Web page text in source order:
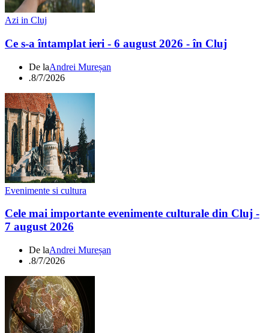
Azi in Cluj
Ce s-a întamplat ieri - 6 august 2026 - în Cluj
De laAndrei Mureșan
.8/7/2026
Evenimente si cultura
Cele mai importante evenimente culturale din Cluj -
7 august 2026
De laAndrei Mureșan
.8/7/2026